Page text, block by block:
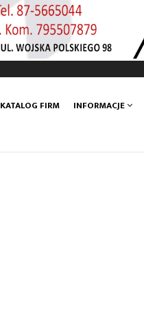
KATALOG FIRM INFORMACJE